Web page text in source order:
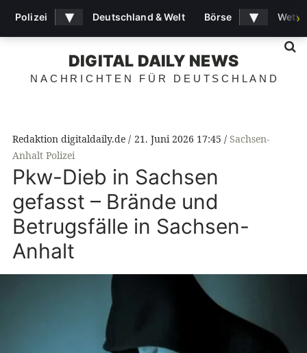
DIGITAL DAILY NEWS
NACHRICHTEN FÜR DEUTSCHLAND
Redaktion digitaldaily.de 21. Juni 2026 17:45
Sachsen-
Anhalt Polizei
Pkw-Dieb in Sachsen
gefasst – Brände und
Betrugsfälle in Sachsen-
Anhalt
Polizei ▾ Deutschland & Welt Börse ▾ ›